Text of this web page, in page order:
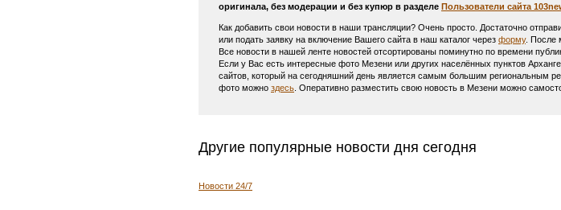
оригинала, без модерации и без купюр в разделе Пользователи сайта
Как добавить свои новости в наши трансляции? Очень просто. Достаточно
или подать заявку на включение Вашего сайта в наш каталог через форму. После
Все новости в нашей ленте новостей отсортированы поминутно по времени
Если у Вас есть интересные фото Мезени или других населённых пунктов
сайтов, который на сегодняшний день является самым большим региональным
фото можно здесь . Оперативно разместить свою новость в Мезени можно
Другие популярные новости дня сегодня
Новости 24/7